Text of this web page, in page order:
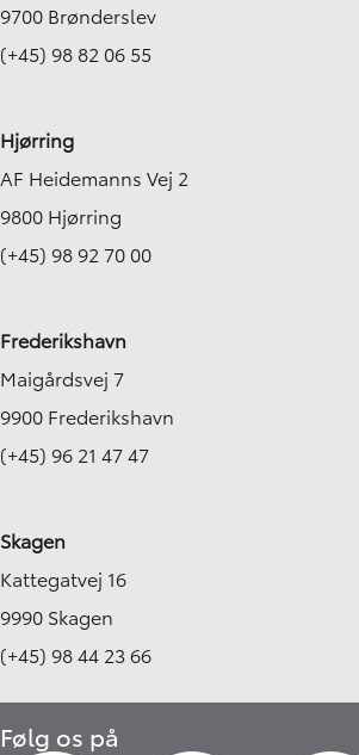
9700 Brønderslev
(+45) 98 82 06 55
Hjørring
AF Heidemanns Vej 2
9800 Hjørring
(+45) 98 92 70 00
Frederikshavn
Maigårdsvej 7
9900 Frederikshavn
(+45) 96 21 47 47
Skagen
Kattegatvej 16
9990 Skagen
(+45) 98 44 23 66
Følg os på